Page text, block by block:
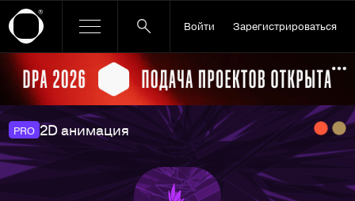
Войти Зарегистрироваться
Ссылка баннера
PRO 2D анимация